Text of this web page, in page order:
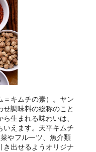
＝キムチの素）。ヤン
調味料の総称のこと
生まれる味わいは、
いえます。天平キムチ
やフルーツ、魚介類
き出せるようオリジナ